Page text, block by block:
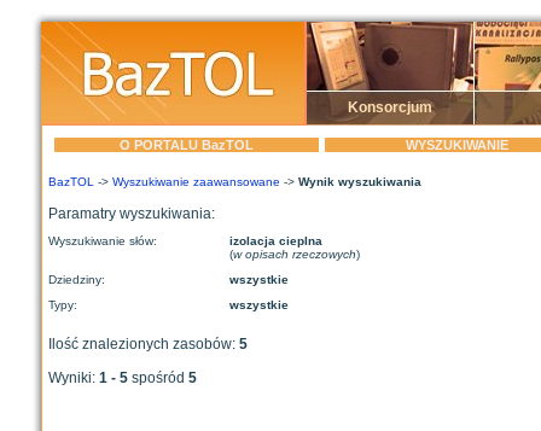
Konsorcjum
O PORTALU BazTOL WYSZUKIWANIE
BazTOL -> Wyszukiwanie zaawansowane -> Wynik wyszukiwania
Paramatry wyszukiwania:
Wyszukiwanie słów:
izolacja cieplna
(w opisach rzeczowych)
Dziedziny:
wszystkie
Typy:
wszystkie
Ilość znalezionych zasobów: 5
Wyniki: 1 - 5 spośród 5